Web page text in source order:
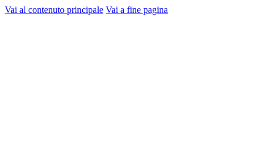
Vai al contenuto principale Vai a fine pagina